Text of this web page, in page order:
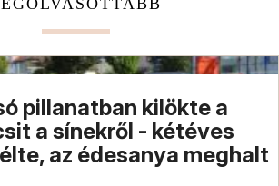
pillanatban kilökte a
a sínekről - kétéves
az édesanya meghalt